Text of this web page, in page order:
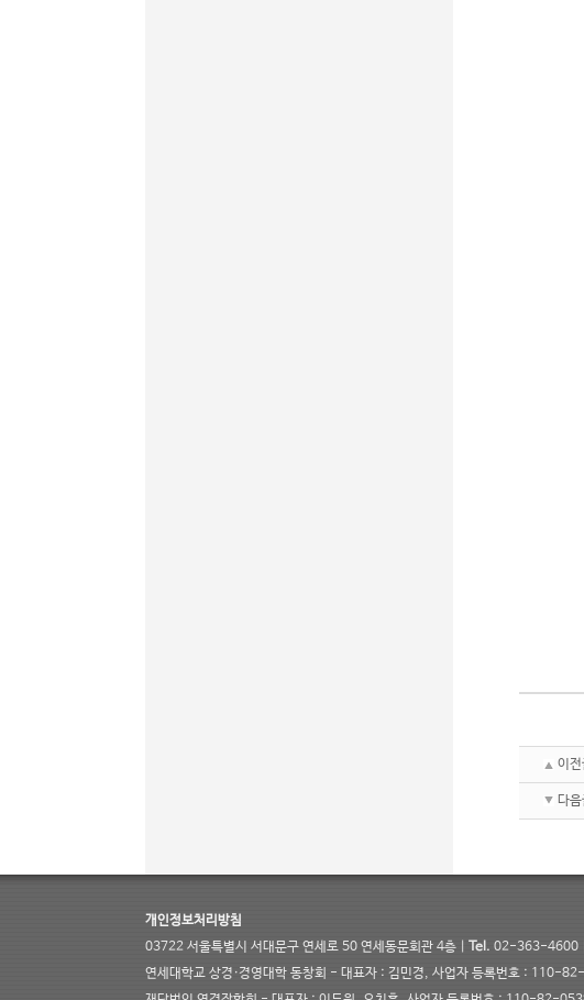
이전
다음
개인정보처리방침
03722 서울특별시 서대문구 연세로 50 연세동문회관 4층 |
Tel. 02-363-4600 |
연세대학교 상경·경영대학 동창회 - 대표자 : 김민경, 사업자 등록번호 : 110-